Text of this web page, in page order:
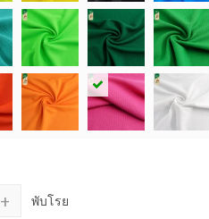
+ พับโรย